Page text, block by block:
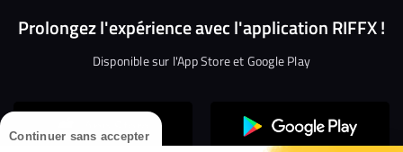
Continuer sans accepter
Prolongez l'expérience avec l'application RIFFX !
Disponible sur l'App Store et Google Play